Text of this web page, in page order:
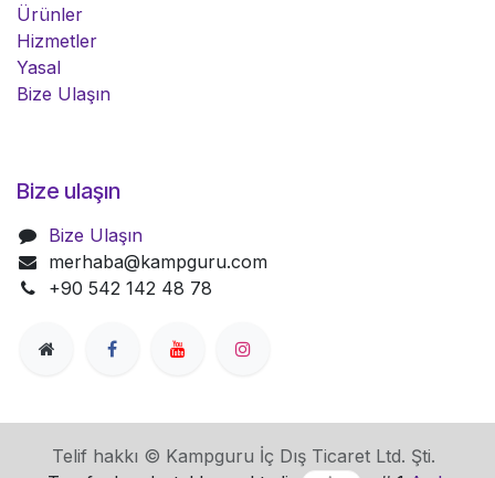
Ürünler
Hizmetler
Yasal
Bize Ulaşın
Bize ulaşın
Bize Ulaşın
merhaba@kampguru.com
+90 542 142 48 78
Telif hakkı © Kampguru İç Dış Ticaret Ltd. Şti.